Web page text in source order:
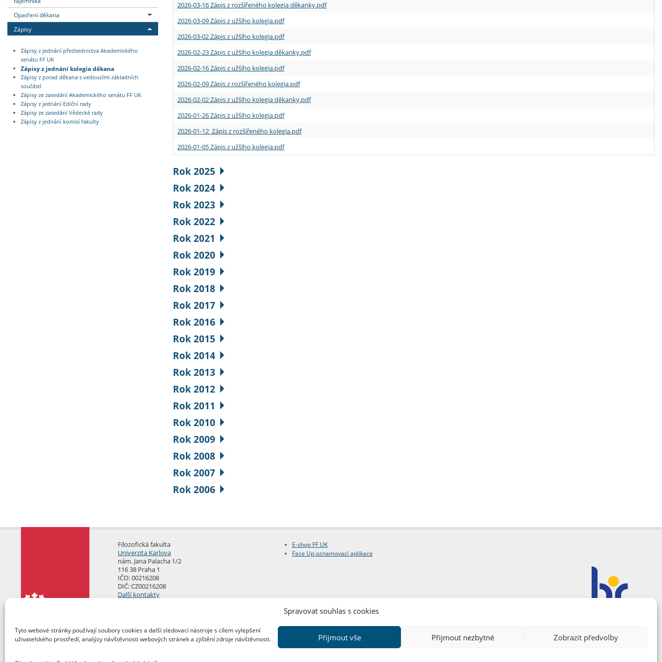
Spravovat souhlas s cookies
Tyto webové stránky používají soubory cookies a další sledovací nástroje s cílem vylepšení
uživatelského prostředí, analýzy návštěvnosti webových stránek a zjištění zdroje návštěvnosti.
Přijmout vše Přijmout nezbytné Zobrazit předvolby
Opatření děkana
Zápisy
Zápisy z jednání předsednictva Akademického
senátu FF UK
Zápisy z jednání kolegia děkana
Zápisy z porad děkana s vedoucími základních
součástí
Zápisy ze zasedání Akademického senátu FF UK
Zápisy z jednání Ediční rady
Zápisy ze zasedání Vědecké rady
Zápisy z jednání komisí fakulty
2026-03-16 Zápis z rozšířeného kolegia děkanky.pdf
2026-03-09 Zápis z užšího kolegia.pdf
2026-03-02 Zápis z užšího kolegia.pdf
2026-02-23 Zápis z užšího kolegia děkanky.pdf
2026-02-16 Zápis z užšího kolegia.pdf
2026-02-09 Zápis z rozšířeného kolegia.pdf
2026-02-02 Zápis z užšího kolegia děkanky.pdf
2026-01-26 Zápis z užšího kolegia.pdf
2026-01-12 Zápis z rozšířeného kolegia.pdf
2026-01-05 Zápis z užšího kolegia.pdf
Rok 2025
Rok 2024
Rok 2023
Rok 2022
Rok 2021
Rok 2020
Rok 2019
Rok 2018
Rok 2017
Rok 2016
Rok 2015
Rok 2014
Rok 2013
Rok 2012
Rok 2011
Rok 2010
Rok 2009
Rok 2008
Rok 2007
Rok 2006
Filozofická fakulta
Univerzita Karlova
nám. Jana Palacha 1/2
116 38 Praha 1
IČO: 00216208
DIČ: CZ00216208
Další kontakty
E-shop FF UK
Face Up oznamovací aplikace